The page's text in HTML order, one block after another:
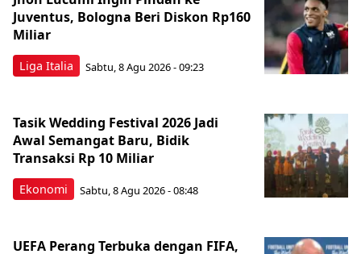
Liga Italia
Juventus, Bologna Beri Diskon Rp160
Miliar
Sabtu, 8 Agu 2026 - 09:23
Ekonomi
Tasik Wedding Festival 2026 Jadi
Awal Semangat Baru, Bidik
Transaksi Rp 10 Miliar
Sabtu, 8 Agu 2026 - 08:48
UEFA Perang Terbuka dengan FIFA,